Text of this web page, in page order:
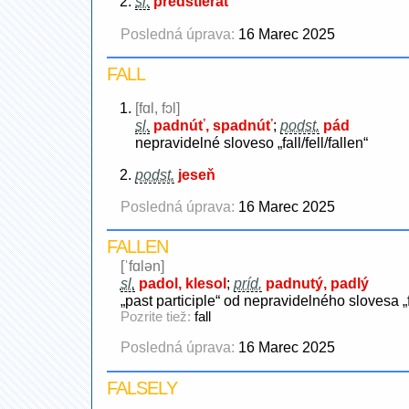
Posledná úprava: 16 Marec 2025
FALL
[fɑl, fɔl]
sl. padnúť, spadnúť;podst. pád
nepravidelné sloveso „fall/fell/fallen“
podst. jeseň
Posledná úprava: 16 Marec 2025
FALLEN
[ˈfɑlən]
sl. padol, klesol; príd. padnutý, padlý
„past participle“ od nepravidelného slovesa
Pozrite tiež: fall
Posledná úprava: 16 Marec 2025
FALSELY